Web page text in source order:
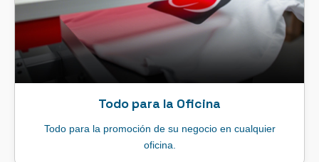
Todo para la Oficina
Todo para la promoción de su negocio en cualquier
oficina.